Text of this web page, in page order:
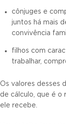
cônjuges e
juntos há mais
convivência
filhos com
trabalhar,
Os valores desses
de cálculo, que é o
ele recebe.